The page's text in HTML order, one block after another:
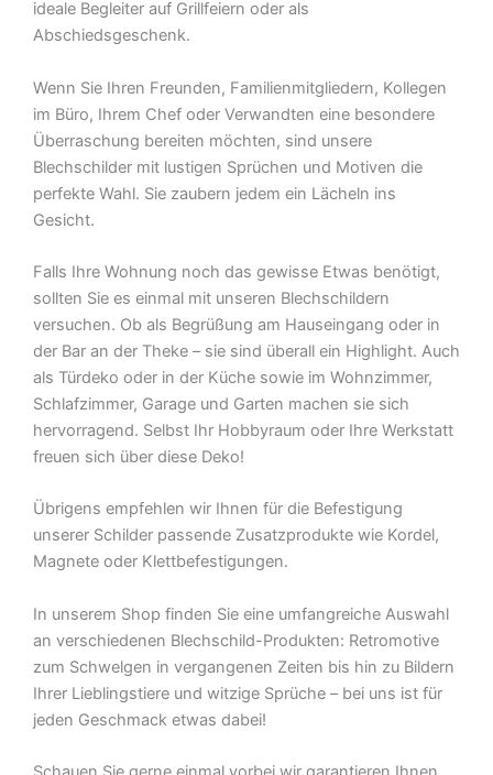
ideale Begleiter auf Grillfeiern oder als
Abschiedsgeschenk.
Wenn Sie Ihren Freunden, Familienmitgliedern, Kollegen
im Büro, Ihrem Chef oder Verwandten eine besondere
Überraschung bereiten möchten, sind unsere
Blechschilder mit lustigen Sprüchen und Motiven die
perfekte Wahl. Sie zaubern jedem ein Lächeln ins
Gesicht.
Falls Ihre Wohnung noch das gewisse Etwas benötigt,
sollten Sie es einmal mit unseren Blechschildern
versuchen. Ob als Begrüßung am Hauseingang oder in
der Bar an der Theke – sie sind überall ein Highlight. Auch
als Türdeko oder in der Küche sowie im Wohnzimmer,
Schlafzimmer, Garage und Garten machen sie sich
hervorragend. Selbst Ihr Hobbyraum oder Ihre Werkstatt
freuen sich über diese Deko!
Übrigens empfehlen wir Ihnen für die Befestigung
unserer Schilder passende Zusatzprodukte wie Kordel,
Magnete oder Klettbefestigungen.
In unserem Shop finden Sie eine umfangreiche Auswahl
an verschiedenen Blechschild-Produkten: Retromotive
zum Schwelgen in vergangenen Zeiten bis hin zu Bildern
Ihrer Lieblingstiere und witzige Sprüche – bei uns ist für
jeden Geschmack etwas dabei!